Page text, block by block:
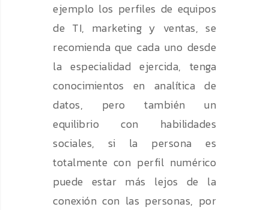
ejemplo los perfiles de equipos
de TI, marketing y ventas, se
recomienda que cada uno desde
la especialidad ejercida, tenga
conocimientos en analítica de
datos, pero también un
equilibrio con habilidades
sociales, si la persona es
totalmente con perfil numérico
puede estar más lejos de la
conexión con las personas, por